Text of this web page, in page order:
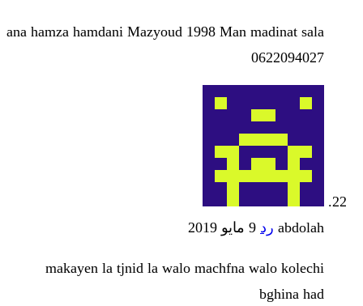
ana hamza hamdani Mazyoud 1998 Man madinat sala
0622094027
abdolah رد 9 مايو 2019
makayen la tjnid la walo machfna walo kolechi
bghina had